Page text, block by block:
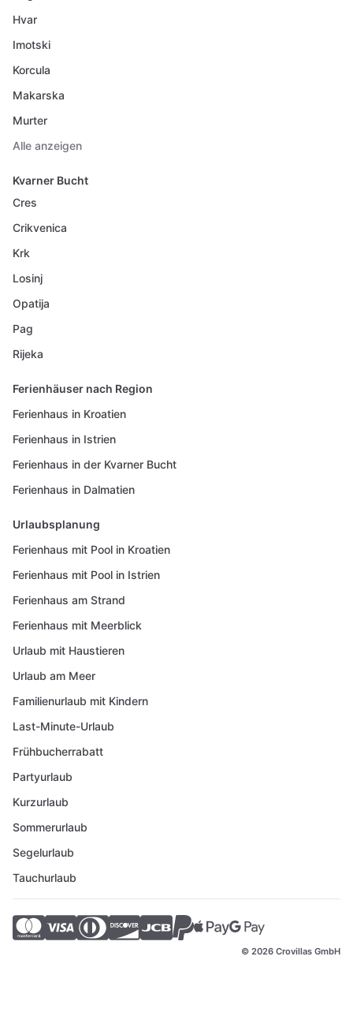
Hvar
Imotski
Korcula
Makarska
Murter
Alle anzeigen
Kvarner Bucht
Cres
Crikvenica
Krk
Losinj
Opatija
Pag
Rijeka
Ferienhäuser nach Region
Ferienhaus in Kroatien
Ferienhaus in Istrien
Ferienhaus in der Kvarner Bucht
Ferienhaus in Dalmatien
Urlaubsplanung
Ferienhaus mit Pool in Kroatien
Ferienhaus mit Pool in Istrien
Ferienhaus am Strand
Ferienhaus mit Meerblick
Urlaub mit Haustieren
Urlaub am Meer
Familienurlaub mit Kindern
Last-Minute-Urlaub
Frühbucherrabatt
Partyurlaub
Kurzurlaub
Sommerurlaub
Segelurlaub
Tauchurlaub
© 2026 Crovillas GmbH